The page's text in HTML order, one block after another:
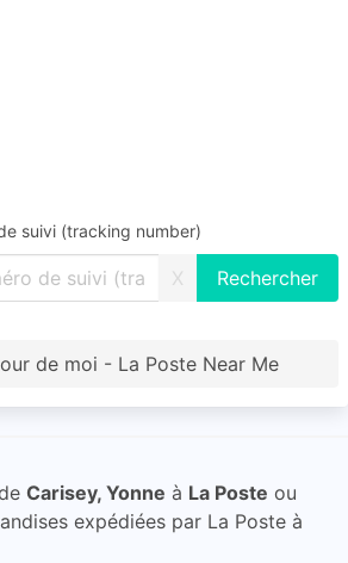
suivi (tracking number)
X
de moi - La Poste Near Me
Carisey, Yonne à La Poste ou
expédiées par La Poste à